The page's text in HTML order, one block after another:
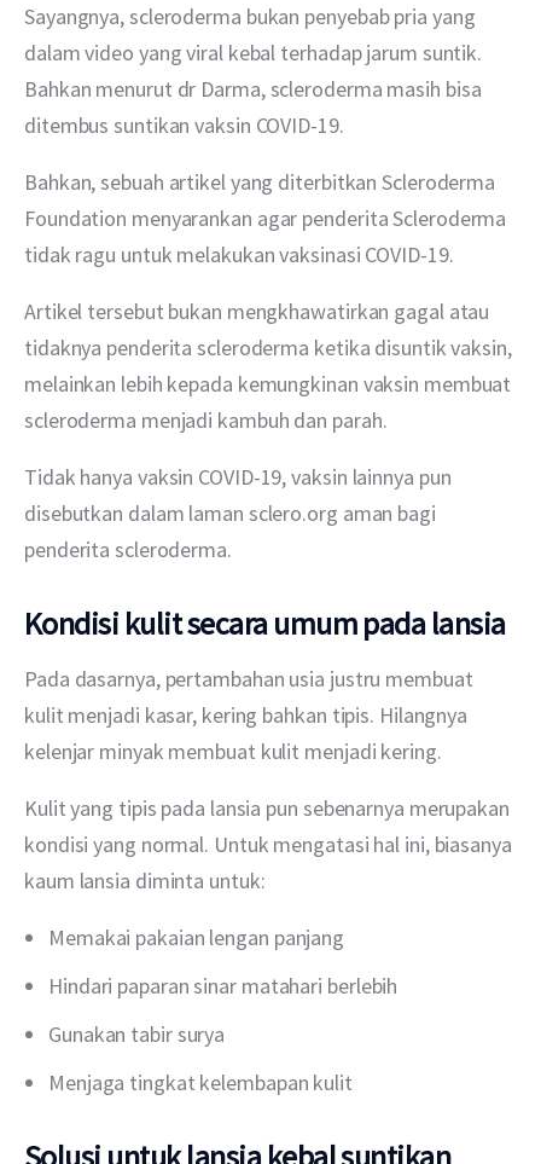
Sayangnya, scleroderma bukan penyebab pria yang
dalam video yang viral kebal terhadap jarum suntik.
Bahkan menurut dr Darma, scleroderma masih bisa
ditembus suntikan vaksin COVID-19.
Bahkan, sebuah artikel yang diterbitkan Scleroderma
Foundation menyarankan agar penderita Scleroderma
tidak ragu untuk melakukan vaksinasi COVID-19.
Artikel tersebut bukan mengkhawatirkan gagal atau
tidaknya penderita scleroderma ketika disuntik vaksin,
melainkan lebih kepada kemungkinan vaksin membuat
scleroderma menjadi kambuh dan parah.
Tidak hanya vaksin COVID-19, vaksin lainnya pun
disebutkan dalam laman sclero.org aman bagi
penderita scleroderma.
Kondisi kulit secara umum pada lansia
Pada dasarnya, pertambahan usia justru membuat
kulit menjadi kasar, kering bahkan tipis. Hilangnya
kelenjar minyak membuat kulit menjadi kering.
Kulit yang tipis pada lansia pun sebenarnya merupakan
kondisi yang normal. Untuk mengatasi hal ini, biasanya
kaum lansia diminta untuk:
Memakai pakaian lengan panjang
Hindari paparan sinar matahari berlebih
Gunakan tabir surya
Menjaga tingkat kelembapan kulit